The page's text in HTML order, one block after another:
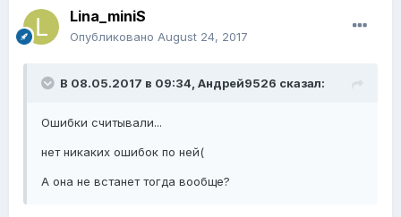
Lina_miniS
Опубликовано August 24, 2017
В 08.05.2017 в 09:34, Андрей9526 сказал:
Ошибки считывали...
нет никаких ошибок по ней(
А она не встанет тогда вообще?